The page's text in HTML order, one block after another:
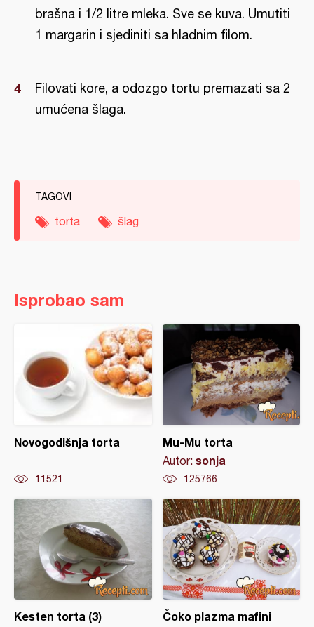
brašna i 1/2 litre mleka. Sve se kuva. Umutiti
1 margarin i sjediniti sa hladnim filom.
Filovati kore, a odozgo tortu premazati sa 2
umućena šlaga.
TAGOVI
torta šlag
Isprobao sam
Novogodišnja torta
11521
Mu-Mu torta
Autor: sonja
125766
Kesten torta (3) Čoko plazma mafini